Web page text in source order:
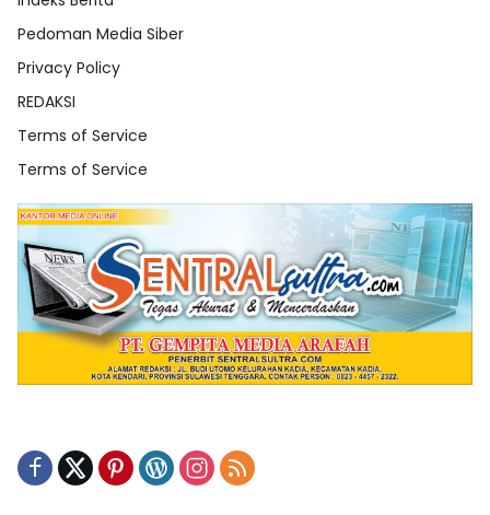
Pedoman Media Siber
Privacy Policy
REDAKSI
Terms of Service
Terms of Service